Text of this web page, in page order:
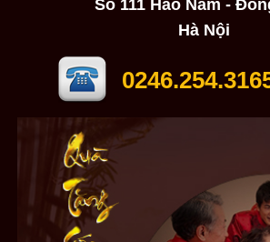
Số 111 Hào Nam -
Hà Nội